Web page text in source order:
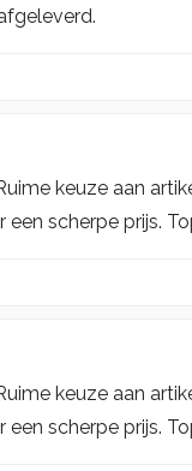
keuze aan
scherpe prijs.
keuze aan
scherpe prijs.